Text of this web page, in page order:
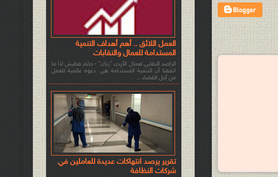
العمل اللائق .. أهم أهداف التنمية
المستدامة للعمال والنقابات
الراصد النقابي لعمال الأردن "رنان" - حاتم قطيش اذا ما
اتفقنا أن التنمية المستدامة هي دعوة عالمية للعمل
من أجل القضاء ...
تقرير يرصد انتهاكات عديدة للعاملين في
شركات النظافة